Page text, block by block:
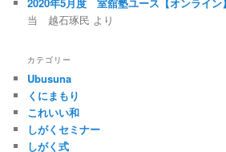
当 越石琢民 より
カテゴリー
Ubusuna
くにまもり
これいい和
しがくセミナー
しがく式